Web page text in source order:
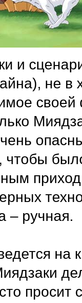
и
не
своей
чтобы
– ручная.
на
просит